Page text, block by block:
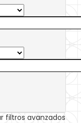
filtros avanzados